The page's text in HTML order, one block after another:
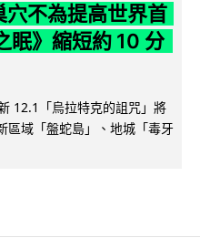
不為提高世界首
眠》縮短約 10 分
12.1「烏拉特克的詛咒」將
區域「盤蛇島」、地城「毒牙